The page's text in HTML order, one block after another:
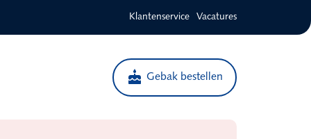
Klantenservice Vacatures
cake Gebak bestellen